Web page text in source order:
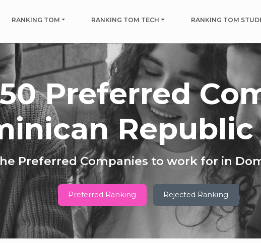
RANKING TOM RANKING TOM TECH RANKING TOM
Preferred
Republic
Preferred Companies to work for in
Preferred Ranking Rejected Ranking